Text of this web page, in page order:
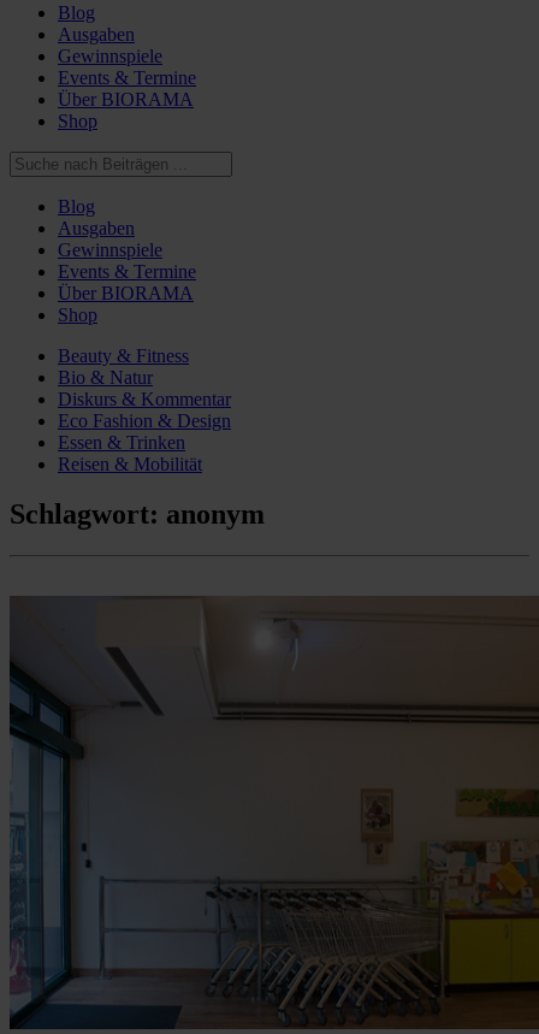
Blog
Ausgaben
Gewinnspiele
Events & Termine
Über BIORAMA
Shop
Blog
Ausgaben
Gewinnspiele
Events & Termine
Über BIORAMA
Shop
Beauty & Fitness
Bio & Natur
Diskurs & Kommentar
Eco Fashion & Design
Essen & Trinken
Reisen & Mobilität
Schlagwort: anonym